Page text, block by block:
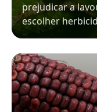
prejudicar a
escolher